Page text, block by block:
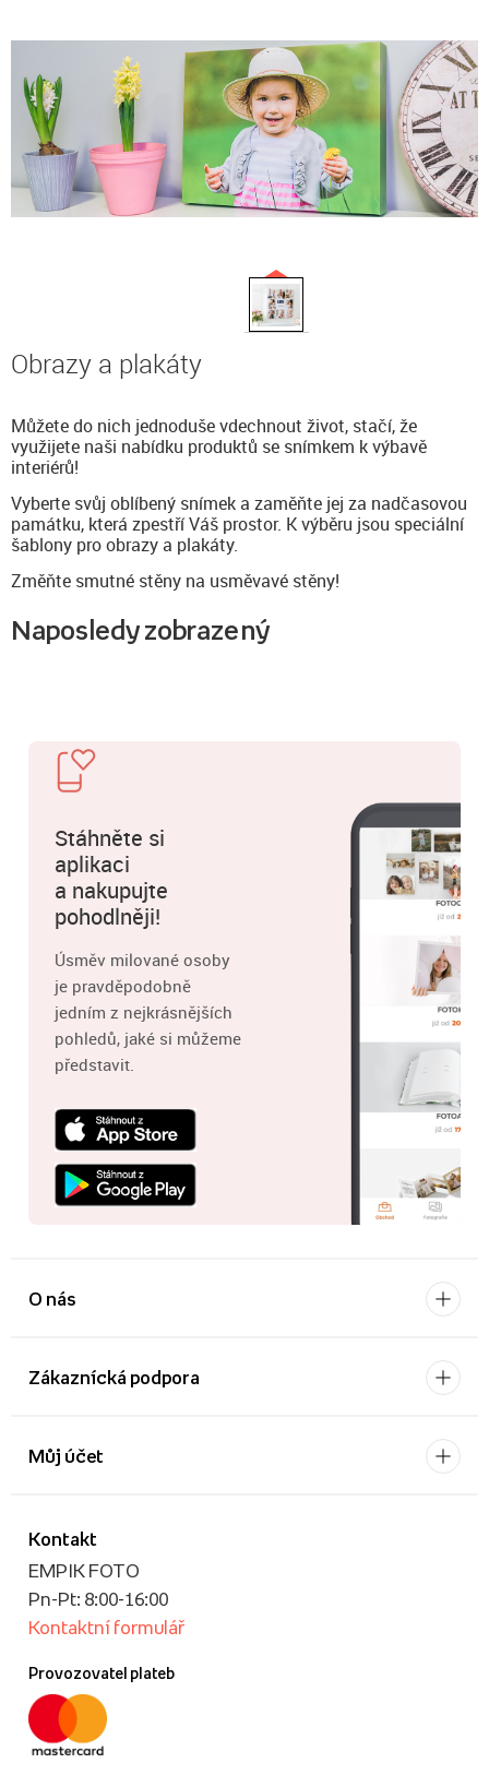
Obrazy a plakáty
Můžete do nich jednoduše vdechnout život, stačí, že
využijete naši nabídku produktů se snímkem k výbavě
interiérů!
Vyberte svůj oblíbený snímek a zaměňte jej za nadčasovou
památku, která zpestří Váš prostor. K výběru jsou speciální
šablony pro obrazy a plakáty.
Změňte smutné stěny na usměvavé stěny!
Naposledy zobrazený
Stáhněte si
aplikaci
a nakupujte
pohodlněji!
Úsměv milované osoby
je pravděpodobně
jedním z nejkrásnějších
pohledů, jaké si můžeme
představit.
O nás
Zákaznícká podpora
Kontakt
EMPIK FOTO
Pn-Pt: 8:00-16:00
Kontaktní formulář
Provozovatel plateb
Můj účet